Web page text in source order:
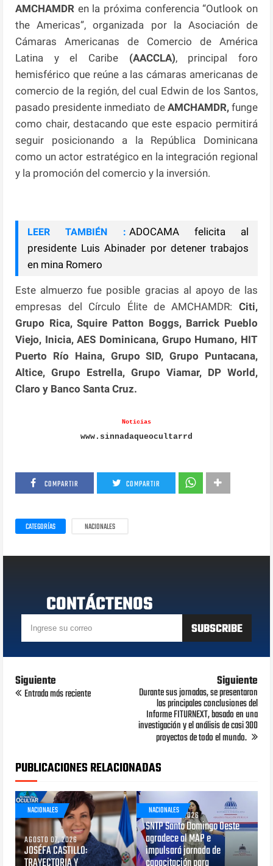
AMCHAMDR en la próxima conferencia “Outlook on
the Americas”, organizada por la Asociación de
Cámaras Americanas de Comercio de América
Latina y el Caribe (AACCLA), principal foro
hemisférico que reúne a las cámaras americanas de
comercio de la región, del cual Edwin de los Santos,
pasado presidente inmediato de AMCHAMDR,funge
como chair, destacando que este espacio permitirá
seguir posicionando a la República Dominicana
como un actor estratégico en la integración regional
y la promoción del comercio y la inversión.
LEER TAMBIÉN : ADOCAMA felicita al
presidente Luis Abinader por detener trabajos
en mina Romero
Este almuerzo fue posible gracias al apoyo de las
empresas del Círculo Élite de AMCHAMDR: Citi,
Grupo Rica, Squire Patton Boggs, Barrick Pueblo
Viejo, Inicia, AES Dominicana, Grupo Humano, HIT
Puerto Río Haina, Grupo SID, Grupo Puntacana,
Altice, Grupo Estrella, Grupo Viamar, DP World,
Claro y Banco Santa Cruz.
Noticias
www.sinnadaqueocultarrd
COMPARTIR COMPARTIR
CATEGORÍAS NACIONALES
CONTÁCTENOS
Siguiente
Entrada más reciente
Siguiente
Durante sus jornadas, se presentaron
las principales conclusiones del
Informe FITURNEXT, basado en una
investigación y el análisis de casi 300
proyectos de todo el mundo.
PUBLICACIONES RELACIONADAS
NACIONALES
AGOSTO 07, 2026
JOSÉFA CASTILLO:
NACIONALES
AGOSTO 05, 2026
SNTP Santo Domingo Oeste
agradece al MAP e
impulsará jornada de